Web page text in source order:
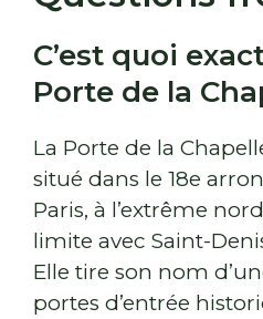
C’est quoi
Porte de la
La Porte de la
situé dans le 18e
Paris, à l’extrême
limite avec Saint-
Elle tire son nom
portes d’entrée